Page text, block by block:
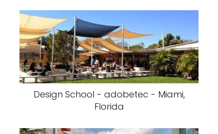
Design School - adobetec - Miami,
Florida